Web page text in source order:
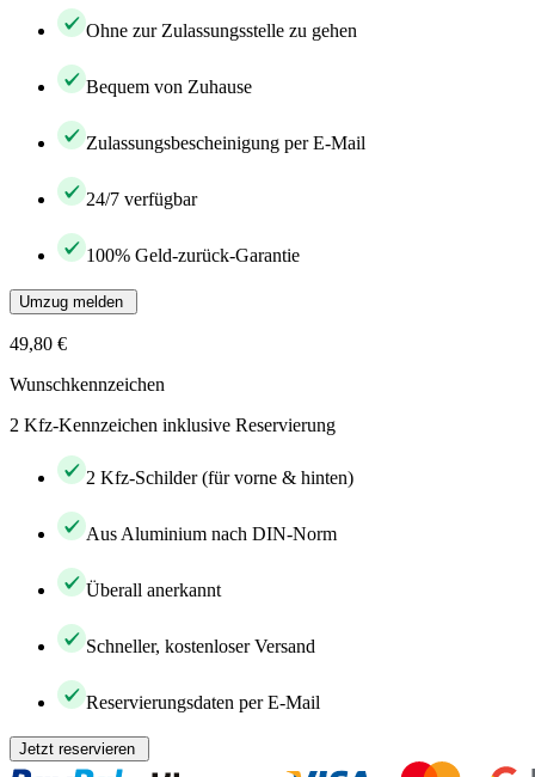
Ohne zur Zulassungsstelle zu gehen
Bequem von Zuhause
Zulassungsbescheinigung per E-Mail
24/7 verfügbar
100% Geld-zurück-Garantie
Umzug melden
49,80 €
Wunschkennzeichen
2 Kfz-Kennzeichen inklusive Reservierung
2 Kfz-Schilder (für vorne & hinten)
Aus Aluminium nach DIN-Norm
Überall anerkannt
Schneller, kostenloser Versand
Reservierungsdaten per E-Mail
Jetzt reservieren